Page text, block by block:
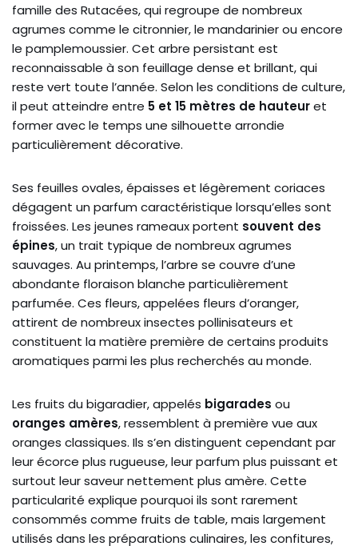
famille des Rutacées, qui regroupe de nombreux
agrumes comme le citronnier, le mandarinier ou encore
le pamplemoussier. Cet arbre persistant est
reconnaissable à son feuillage dense et brillant, qui
reste vert toute l’année. Selon les conditions de culture,
il peut atteindre entre 5 et 15 mètres de hauteuret
former avec le temps une silhouette arrondie
particulièrement décorative.
Ses feuilles ovales, épaisses et légèrement coriaces
dégagent un parfum caractéristique lorsqu’elles sont
froissées. Les jeunes rameaux portent souvent des
épines, un trait typique de nombreux agrumes
sauvages. Au printemps, l’arbre se couvre d’une
abondante floraison blanche particulièrement
parfumée. Ces fleurs, appelées fleurs d’oranger,
attirent de nombreux insectes pollinisateurs et
constituent la matière première de certains produits
aromatiques parmi les plus recherchés au monde.
Les fruits du bigaradier, appelés bigarades ou
oranges amères, ressemblent à première vue aux
oranges classiques. Ils s’en distinguent cependant par
leur écorce plus rugueuse, leur parfum plus puissant et
surtout leur saveur nettement plus amère. Cette
particularité explique pourquoi ils sont rarement
consommés comme fruits de table, mais largement
utilisés dans les préparations culinaires, les confitures,